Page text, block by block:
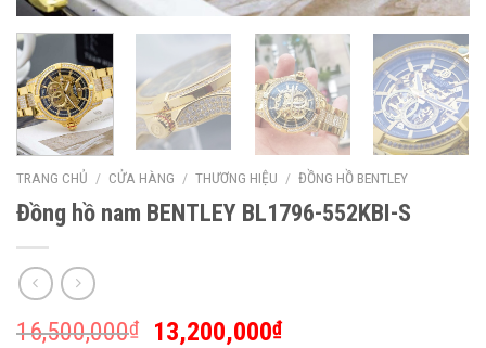
TRANG CHỦ / CỬA HÀNG / THƯƠNG HIỆU / ĐỒNG HỒ BENTLEY
Đồng hồ nam BENTLEY BL1796-552KBI-S
16,500,000₫ 13,200,000₫